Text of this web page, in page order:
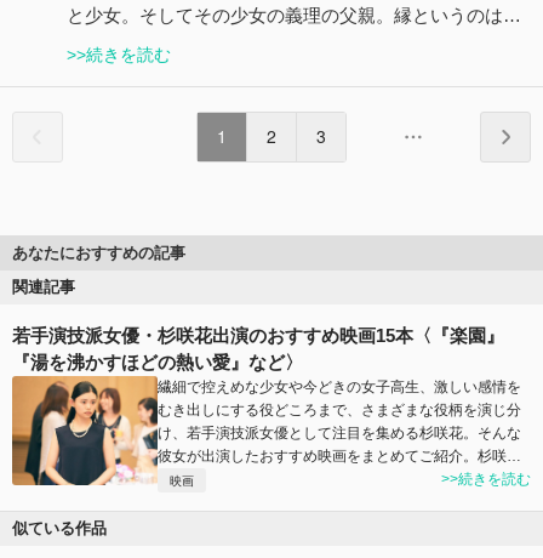
と少女。そしてその少女の義理の父親。縁というのは…
>>続きを読む
1 2 3
あなたにおすすめの記事
関連記事
若手演技派女優・杉咲花出演のおすすめ映画15本〈『楽園』
『湯を沸かすほどの熱い愛』など〉
繊細で控えめな少女や今どきの女子高生、激しい感情を
むき出しにする役どころまで、さまざまな役柄を演じ分
け、若手演技派女優として注目を集める杉咲花。そんな
彼女が出演したおすすめ映画をまとめてご紹介。杉咲…
映画 >>続きを読む
似ている作品